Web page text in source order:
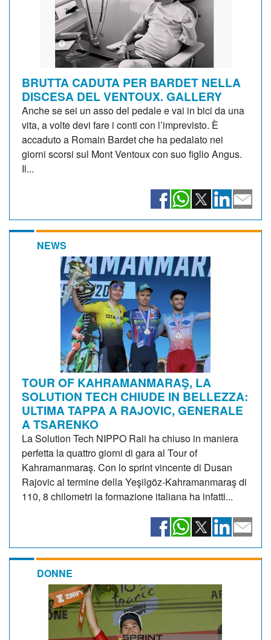
BRUTTA CADUTA PER BARDET NELLA
DISCESA DEL VENTOUX. GALLERY
Anche se sei un asso del pedale e vai in bici da una
vita, a volte devi fare i conti con l’imprevisto. È
accaduto a Romain Bardet che ha pedalato nei
giorni scorsi sul Mont Ventoux con suo figlio Angus.
Il...
NEWS
TOUR OF KAHRAMANMARAŞ, LA
SOLUTION TECH CHIUDE IN BELLEZZA:
ULTIMA TAPPA A RAJOVIC, GENERALE
A TSARENKO
La Solution Tech NIPPO Rali ha chiuso in maniera
perfetta la quattro giorni di gara al Tour of
Kahramanmaraş. Con lo sprint vincente di Dusan
Rajovic al termine della Yeşilgöz-Kahramanmaraş di
110, 8 chilometri la formazione italiana ha infatti...
DONNE